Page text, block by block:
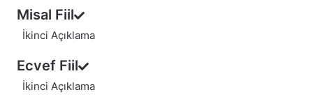
Misal Fiil
İkinci Açıklama
Ecvef Fiil
İkinci Açıklama